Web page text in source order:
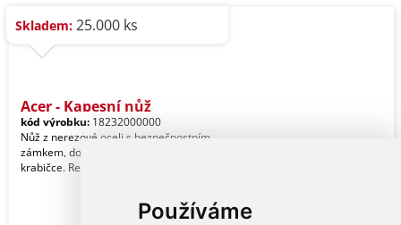
Používáme
Skladem: 25.000 ks
Acer - Kapesní nůž
kód výrobku: 18232000000
Nůž z nerezové oceli s bezpečnostním
zámkem, dodáván v individuální
krabičce. Ref.: 8232